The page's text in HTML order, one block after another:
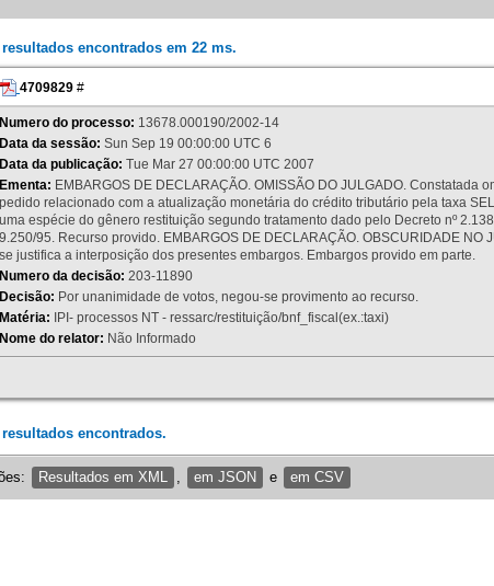
resultados encontrados em 22 ms.
4709829 #
Numero do processo: 13678.000190/2002-14
Data da sessão: Sun Sep 19 00:00:00 UTC 6
Data da publicação: Tue Mar 27 00:00:00 UTC 2007
Ementa: EMBARGOS DE DECLARAÇÃO. OMISSÃO DO JULGADO.
pedido relacionado com a atualização monetária do crédito tributário pela taxa
uma espécie do gênero restituição segundo tratamento dado pelo Decreto nº
9.250/95. Recurso provido. EMBARGOS DE DECLARAÇÃO. OBSCURIDADE
se justifica a interposição dos presentes embargos. Embargos provido em parte.
Numero da decisão: 203-11890
Decisão: Por unanimidade de votos, negou-se provimento ao recurso.
Matéria: IPI- processos NT - ressarc/restituição/bnf_fiscal(ex.:taxi)
Nome do relator: Não Informado
resultados encontrados.
Resultados em XML em JSON e em CSV